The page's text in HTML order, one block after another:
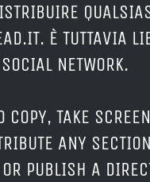
È TUTTAVIA
NETWORK.
COPY, TAKE
ANY
OR PUBLISH A